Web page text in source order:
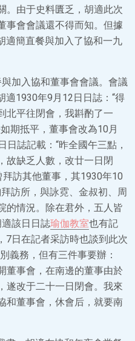
。由于史料匱乏，胡適此次
事會會議還不得而知。但據
適簡直餐與加入了協和一九
加入協和董事會會議。會議
適1930年9月12日日誌：“得
北平往閉會，我斟酌了一
期抵平，董事會改為10月
誌記載：“昨全國午三點，
故缺乏人數，改廿一日閉
訪其他董事，其1930年10
訪所，與詠霓、金叔初、周
的情況。除在君外，五人皆
該日日誌瑜伽教室也有記
7日在記者采訪時也談到此次
義務，但有三件事要辦：
董事會，在南邊的董事由於
遂改于二十一日閉會。我來
和董事會，休會后，就要南